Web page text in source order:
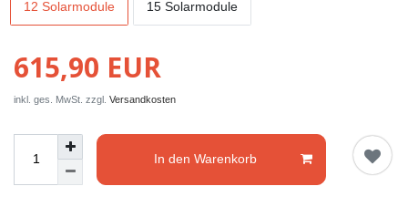
12 Solarmodule 15 Solarmodule
615,90 EUR
inkl. ges. MwSt. zzgl. Versandkosten
In den Warenkorb